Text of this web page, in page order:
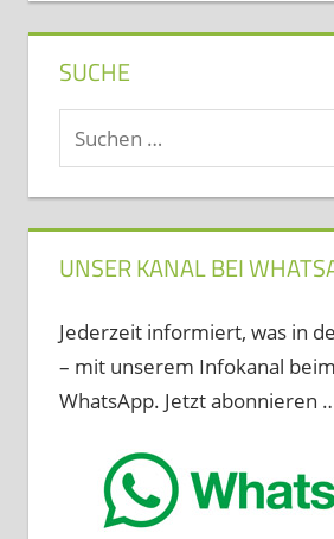
SUCHE
Suchen
nach:
UNSER KANAL BEI
Jederzeit informiert, was in
– mit unserem Infokanal
WhatsApp. Jetzt abonnieren